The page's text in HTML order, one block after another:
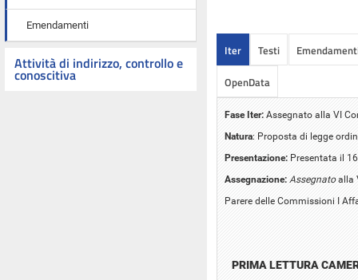
Emendamenti
Attività di indirizzo, controllo e
conoscitiva
Iter Testi
OpenData
Fase Iter: Assegnato alla VI
Natura: Proposta di legge
Presentazione: Presentata il
Assegnazione: Assegnatoalla
Parere delle Commissioni I
PRIMA LETTURA